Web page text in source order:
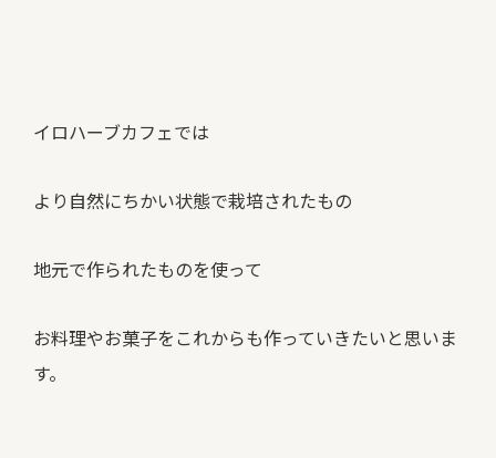
イロハーブカフェでは
より自然にちかい状態で栽培されたもの
地元で作られたものを使って
お料理やお菓子をこれからも作っていきたいと思いま
す。